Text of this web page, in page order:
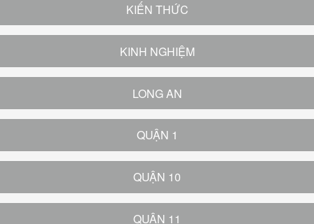
KIẾN THỨC
KINH NGHIỆM
LONG AN
QUẬN 1
QUẬN 10
QUẬN 11